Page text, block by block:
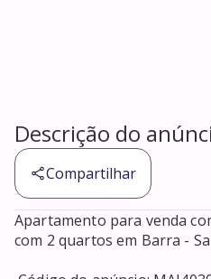
Descrição do
Compartilhar
Apartamento para venda
com 2 quartos em Barra -